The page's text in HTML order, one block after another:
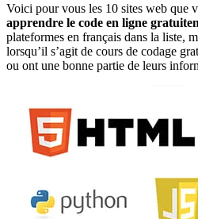
Voici pour vous les 10 sites web que
apprendre le code en ligne
plateformes en français dans la liste,
lorsqu’il s’agit de cours de codage
ou ont une bonne partie de leurs